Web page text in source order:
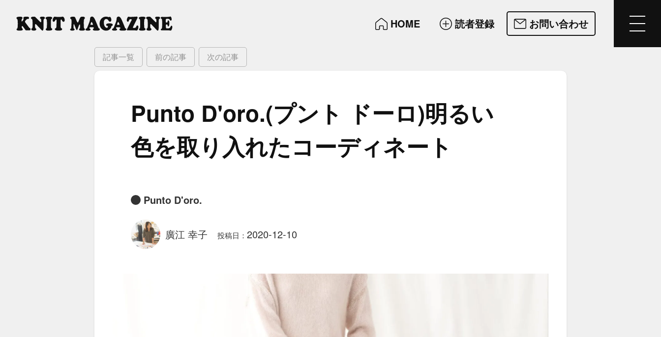
HOME 読者登録 お問い合わせ
記事一覧 前の記事 次の記事
Punto D'oro.(プント ドーロ)明る​い​
色を​取り入れた​コーディネート
Punto D'oro.
廣江 幸子 投稿日：2020-12-10